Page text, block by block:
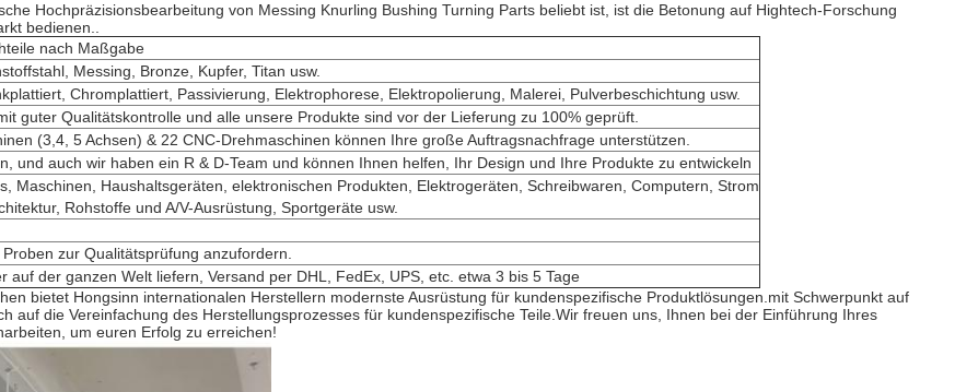
Hochpräzisionsbearbeitung von Messing Knurling Bushing Turning Parts beliebt ist, ist die Betonung auf Hightech-Forschung
bedienen..
nach Maßgabe
Messing, Bronze, Kupfer, Titan usw.
Chromplattiert, Passivierung, Elektrophorese, Elektropolierung, Malerei, Pulverbeschichtung usw.
guter Qualitätskontrolle und alle unsere Produkte sind vor der Lieferung zu 100% geprüft.
(3,4, 5 Achsen) & 22 CNC-Drehmaschinen können Ihre große Auftragsnachfrage unterstützen.
und auch wir haben ein R & D-Team und können Ihnen helfen, Ihr Design und Ihre Produkte zu entwickeln
Maschinen, Haushaltsgeräten, elektronischen Produkten, Elektrogeräten, Schreibwaren, Computern, Strom
Rohstoffe und A/V-Ausrüstung, Sportgeräte usw.
zur Qualitätsprüfung anzufordern.
auf der ganzen Welt liefern, Versand per DHL, FedEx, UPS, etc. etwa 3 bis 5 Tage
bietet Hongsinn internationalen Herstellern modernste Ausrüstung für kundenspezifische Produktlösungen.mit Schwerpunkt auf
auf die Vereinfachung des Herstellungsprozesses für kundenspezifische Teile.Wir freuen uns, Ihnen bei der Einführung Ihres
um euren Erfolg zu erreichen!